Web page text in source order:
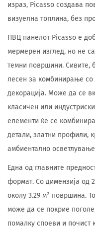
израз, Picasso создава
визуелна топлина, без
ПВЦ панелот Picasso е
мермерен изглед, но не
темни површини. Сивите,
лесен за комбинирање
декорација. Може да се
класичен или
елементи ќе се
детали, златни профили,
амбиентално
Една од главните
формат. Со димензија од
околу 3.29 м² површина.
може да се покрие
помалку споеви и почист